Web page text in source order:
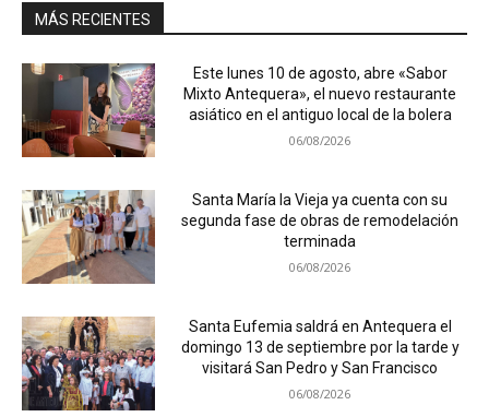
MÁS RECIENTES
Este lunes 10 de agosto, abre «Sabor
Mixto Antequera», el nuevo restaurante
asiático en el antiguo local de la bolera
06/08/2026
Santa María la Vieja ya cuenta con su
segunda fase de obras de remodelación
terminada
06/08/2026
Santa Eufemia saldrá en Antequera el
domingo 13 de septiembre por la tarde y
visitará San Pedro y San Francisco
06/08/2026